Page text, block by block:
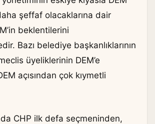
şeffaf olacaklarına dair
beklentilerini
Bazı belediye başkanlıklarının
üyeliklerinin DEM’e
açısından çok kıymetli
CHP ilk defa seçmeninden,